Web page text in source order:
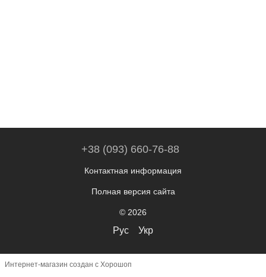
+38 (093) 660-76-88
Контактная информация
Полная версия сайта
© 2026
Рус Укр
Интернет-магазин создан с Хорошоп